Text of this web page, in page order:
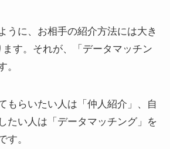
うに、お相手の紹介方法には大き
ます。それが、「データマッチン
。
もらいたい人は「仲人紹介」、自
たい人は「データマッチング」を
す。